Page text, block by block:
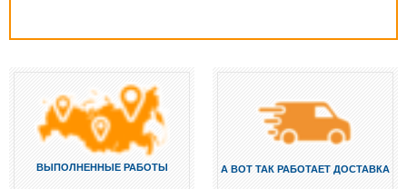
ВЫПОЛНЕННЫЕ РАБОТЫ А ВОТ ТАК РАБОТАЕТ ДОСТАВКА